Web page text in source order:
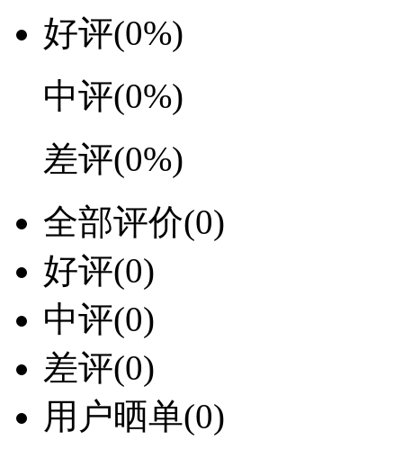
好评(0%)
中评(0%)
差评(0%)
全部评价(0)
好评(0)
中评(0)
差评(0)
用户晒单(0)